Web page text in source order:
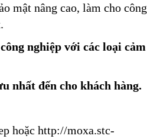
mật nâng cao, làm cho công
nghiệp với các loại cảm
nhất đến cho khách hàng.
hoặc http://moxa.stc-